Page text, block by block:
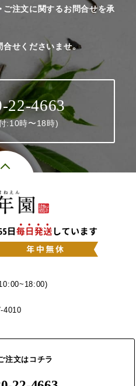
ご注文に関するお問合せを承
合せくださいませ。
22-4663
:10時〜18時)
10:00~18:00)
4010
注文はコチラ